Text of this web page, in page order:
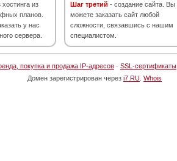
хостинга из
планов.
у нас
сервера.
Шаг третий - создание сайта. Вы
можете заказать сайт любой
сложности, связавшись с нашим
специалистом.
покупка и продажа IP-адресов · SSL-сертификаты
Домен зарегистрирован через i7.RU Whois